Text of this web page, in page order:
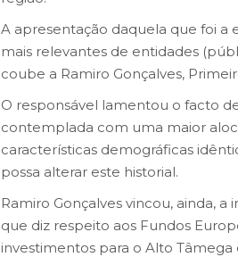
A apresentação daquela que foi
mais relevantes de entidades
coube a Ramiro Gonçalves,
O responsável lamentou o facto
contemplada com uma maior
características demográficas
possa alterar este historial.
Ramiro Gonçalves vincou, ainda,
que diz respeito aos Fundos
investimentos para o Alto Tâmega